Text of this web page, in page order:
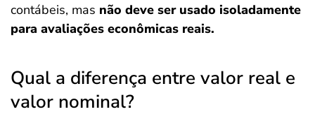
contábeis, mas não deve ser usado isoladamente
para avaliações econômicas reais.
Qual a diferença entre valor real e
valor nominal?